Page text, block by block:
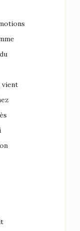
vient